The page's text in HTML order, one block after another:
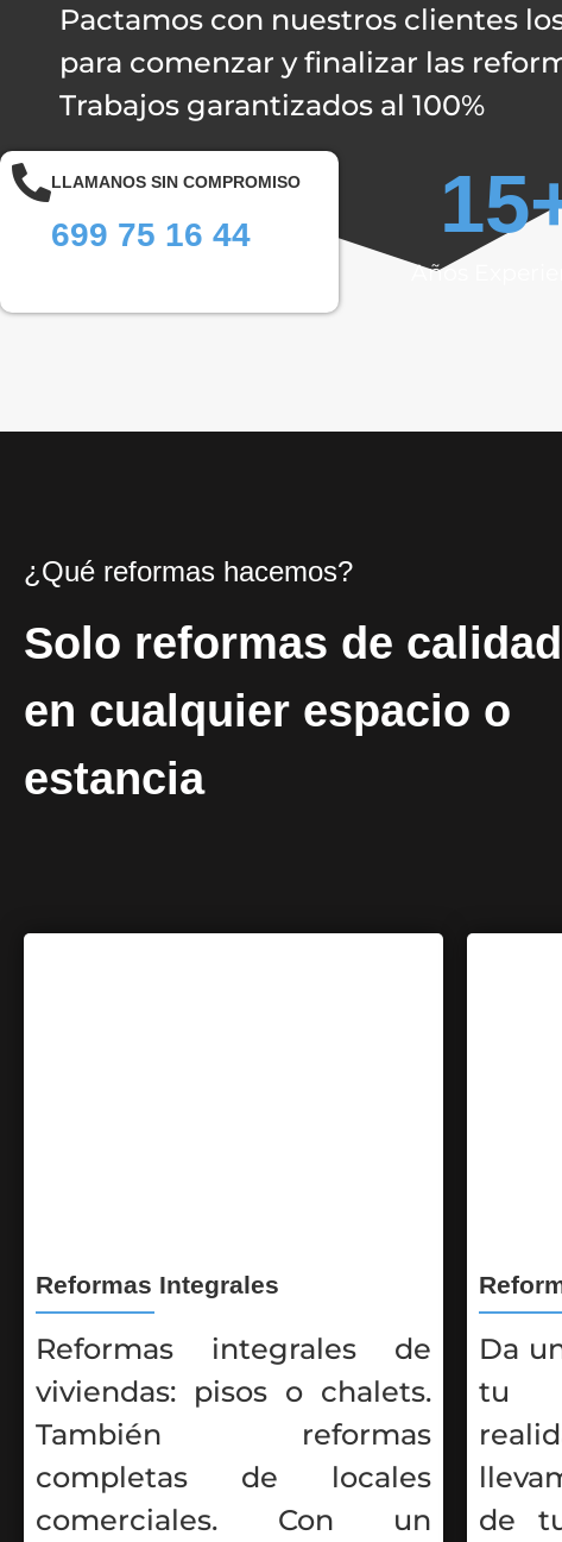
Pactamos con nuestros clientes
para comenzar y finalizar las
Trabajos garantizados al 100%
LLAMANOS SIN COMPROMISO
699 75 16 44
Años
15
¿Qué reformas hacemos?
Solo reformas de calidad
en cualquier espacio o
estancia
Reformas Integrales
Reformas integrales de
viviendas: pisos o chalets.
También reformas
completas de locales
comerciales. Con un
Da
tu
de